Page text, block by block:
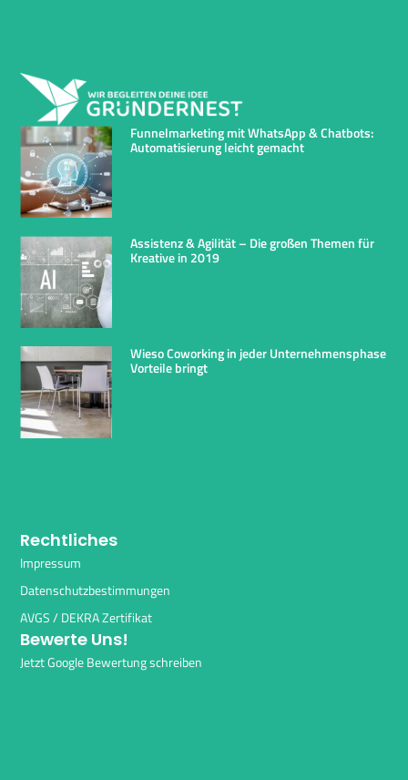
Funnelmarketing mit WhatsApp & Chatbots:
Automatisierung leicht gemacht
Assistenz & Agilität – Die großen Themen für
Kreative in 2019
Wieso Coworking in jeder Unternehmensphase
Vorteile bringt
Rechtliches
Impressum
Datenschutzbestimmungen
AVGS / DEKRA Zertifikat
Bewerte Uns!
Jetzt Google Bewertung schreiben